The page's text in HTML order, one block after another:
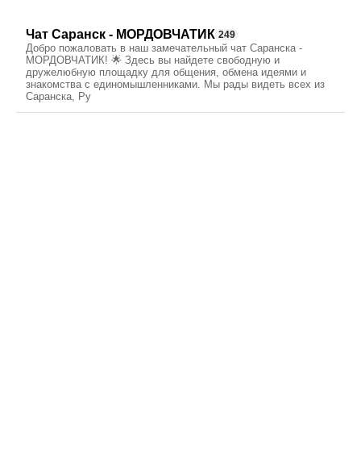
Чат Саранск - МОРДОВЧАТИК 249
Добро пожаловать в наш замечательный чат Саранска -
МОРДОВЧАТИК! 🌟 Здесь вы найдете свободную и
дружелюбную площадку для общения, обмена идеями и
знакомства с единомышленниками. Мы рады видеть всех из
Саранска, Ру